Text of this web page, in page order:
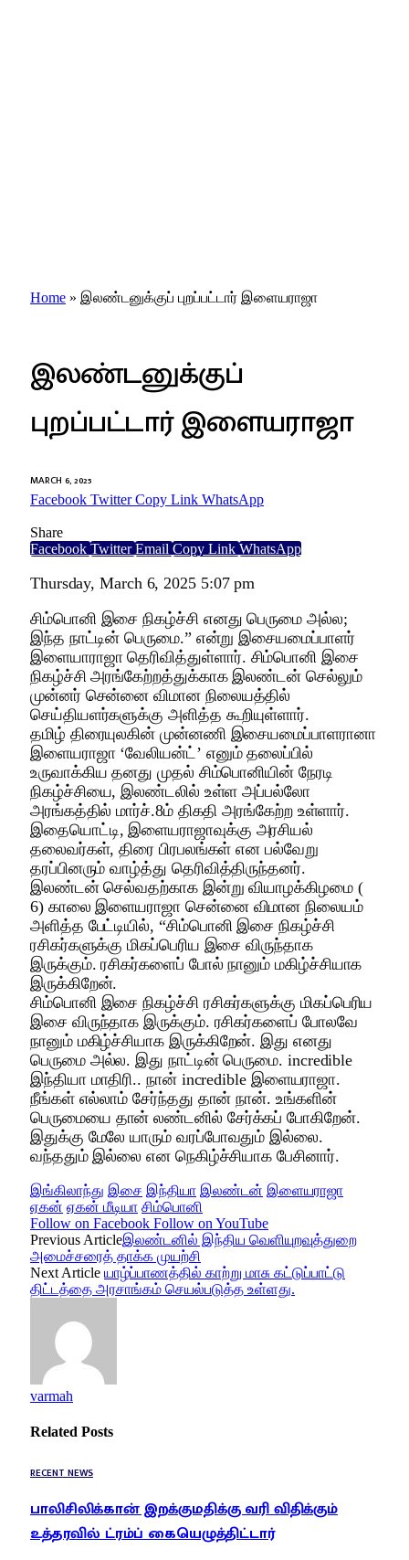
Home » இலண்டனுக்குப் புறப்பட்டார் இளையராஜா
இலண்டனுக்குப்
புறப்பட்டார் இளையராஜா
MARCH 6, 2025
Facebook Twitter Copy Link WhatsApp
Share
Facebook Twitter Email Copy Link WhatsApp
Thursday, March 6, 2025 5:07 pm
சிம்பொனி இசை நிகழ்ச்சி எனது பெருமை அல்ல;
இந்த நாட்டின் பெருமை.” என்று இசையமைப்பாளர்
இளையாராஜா தெரிவித்துள்ளார். சிம்பொனி இசை
நிகழ்ச்சி அரங்கேற்றத்துக்காக இலண்டன் செல்லும்
முன்னர் சென்னை விமான நிலையத்தில்
செய்தியளர்களுக்கு அளித்த கூறியுள்ளார்.
தமிழ் திரையுலகின் முன்னணி இசையமைப்பாளரானா
இளையராஜா ‘வேலியன்ட்’ எனும் தலைப்பில்
உருவாக்கிய தனது முதல் சிம்பொனியின் நேரடி
நிகழ்ச்சியை, இலண்டலில் உள்ள அப்பல்லோ
அரங்கத்தில் மார்ச்.8‍ம் திக‌தி அரங்கேற்ற உள்ளார்.
இதையொட்டி, இளையராஜாவுக்கு அரசியல்
தலைவர்கள், திரை பிரபலங்கள் என பல்வேறு
தரப்பினரும் வாழ்த்து தெரிவித்திருந்தனர்.
இலண்டன் செல்வதற்காக இன்று வியாழக்கிழமை (
6) காலை இளையராஜா சென்னை விமான நிலையம்
அளித்த பேட்டியில், “சிம்பொனி இசை நிகழ்ச்சி
ரசிகர்களுக்கு மிகப்பெரிய இசை விருந்தாக
இருக்கும். ரசிகர்களைப் போல் நானும் மகிழ்ச்சியாக
இருக்கிறேன்.
சிம்பொனி இசை நிகழ்ச்சி ரசிகர்களுக்கு மிகப்பெரிய
இசை விருந்தாக இருக்கும். ரசிகர்களைப் போலவே
நானும் மகிழ்ச்சியாக இருக்கிறேன். இது எனது
பெருமை அல்ல. இது நாட்டின் பெருமை. incredible
இந்தியா மாதிரி.. நான் incredible இளையராஜா.
நீங்கள் எல்லாம் சேர்ந்தது தான் நான். உங்களின்
பெருமையை தான் லண்டனில் சேர்க்கப் போகிறேன்.
இதுக்கு மேலே யாரும் வரப்போவதும் இல்லை.
வந்ததும் இல்லை என நெகிழ்ச்சியாக பேசினார்.
இங்கிலாந்து இசை இந்தியா இலண்டன் இளையராஜா
ஏகன் ஏகன் மீடியா சிம்பொனி
Follow on Facebook Follow on YouTube
Previous Articleஇலண்டனில் இந்திய‌ வெளியுறவுத்துறை
அமைச்சரைத் தாக்க முயற்சி
Next Article யாழ்ப்பாணத்தில் காற்று மாசு கட்டுப்பாட்டு
திட்டத்தை அரசாங்கம் செயல்படுத்த உள்ளது.
varmah
Related Posts
RECENT NEWS
பாலிசிலிக்கான் இறக்குமதிக்கு வரி விதிக்கும்
உத்தரவில் ட்ரம்ப் கையெழுத்திட்டார்